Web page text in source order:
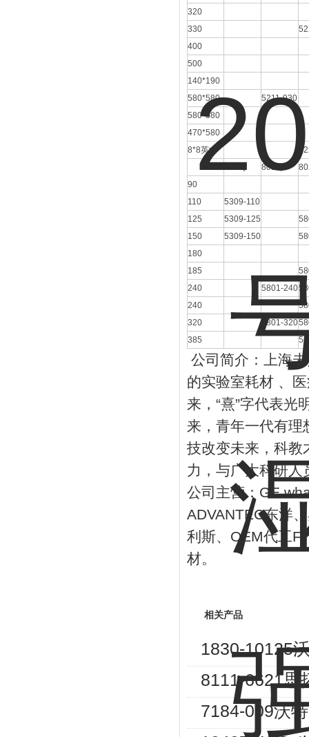
320
330
400
500
140*190
580*580
5211-930
580*580
470*580
8*8英寸
801
90
110
5309-110
125
5309-125
150
5309-150
180
185
240
5801-240
240
320
5801-320
385
公司简介：上海
的实验室耗材 、
来， “熹”字代表光
来，青年一代有理
技改变未来，科教
力，与广大科研人
公司主营： GE
ADVANTEC东洋
利斯、 OEM代工
材。
相关产品
1830-10125
8111-6621思
7184-009沃